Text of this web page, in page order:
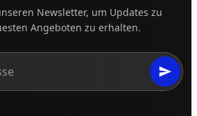
Newsletter, um Updates zu
Angeboten zu erhalten.